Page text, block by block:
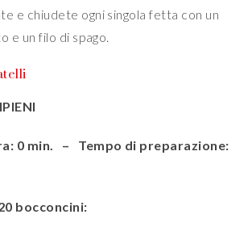
e chiudete ogni singola fetta con un
e un filo di spago.
0 min. – Tempo di preparazione:
bocconcini: